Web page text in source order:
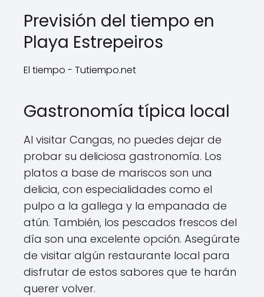
Previsión del tiempo en
Playa Estrepeiros
El tiempo - Tutiempo.net
Gastronomía típica local
Al visitar Cangas, no puedes dejar de
probar su deliciosa gastronomía. Los
platos a base de mariscos son una
delicia, con especialidades como el
pulpo a la gallega y la empanada de
atún. También, los pescados frescos del
día son una excelente opción. Asegúrate
de visitar algún restaurante local para
disfrutar de estos sabores que te harán
querer volver.